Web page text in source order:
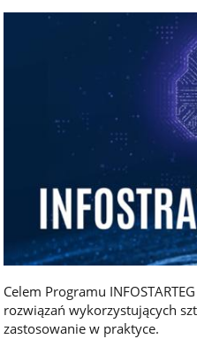
Celem Programu
rozwiązań wykorzystujących
zastosowanie w praktyce.